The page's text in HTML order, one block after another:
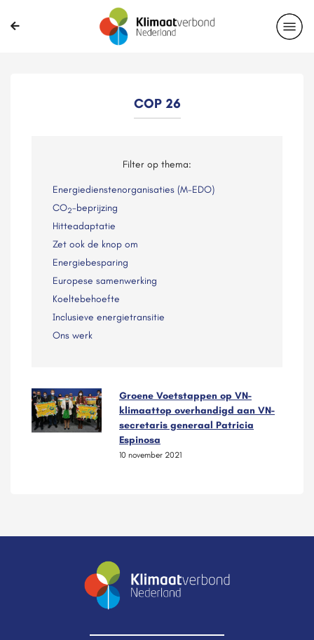
COP 26
Filter op thema:
Energiedienstenorganisaties (M-EDO)
CO2-beprijzing
Hitteadaptatie
Zet ook de knop om
Energiebesparing
Europese samenwerking
Koeltebehoefte
Inclusieve energietransitie
Ons werk
Groene Voetstappen op VN-
klimaattop overhandigd aan VN-
secretaris generaal Patricia
Espinosa
10 november 2021